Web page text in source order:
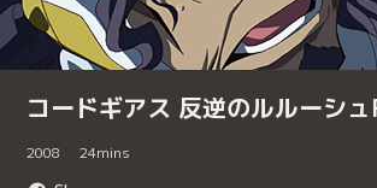
コードギアス 反逆のルルーシ
2008 24mins